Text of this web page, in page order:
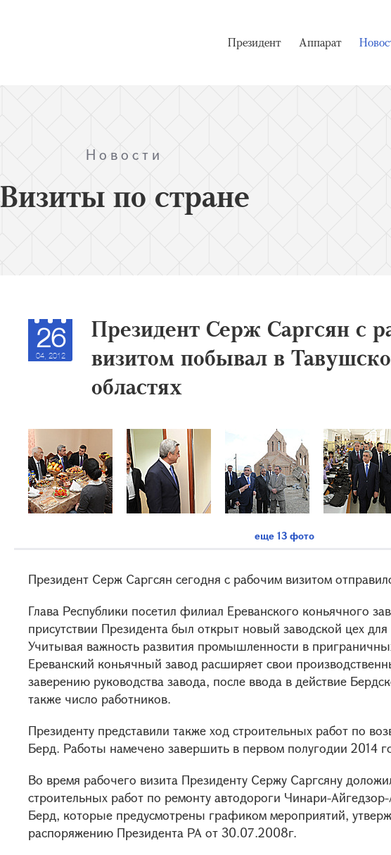
Президент Аппарат
Новости
Визиты по стране
26
04, 2012
Президент Серж Саргсян с
визитом побывал в
областях
еще 13 фото
Президент Серж Саргсян сегодня с рабочим визитом
Глава Республики посетил филиал Ереванского коньячного
присутствии Президента был открыт новый заводской цех
Учитывая важность развития промышленности в
Ереванский коньячный завод расширяет свои
заверению руководства завода, после ввода в действие
также число работников.
Президенту представили также ход строительных работ по
Берд. Работы намечено завершить в первом полугодии 2014
Во время рабочего визита Президенту Сержу Саргсяну
строительных работ по ремонту автодороги Чинари-
Берд, которые предусмотрены графиком мероприятий,
распоряжению Президента РА от 30.07.2008г.